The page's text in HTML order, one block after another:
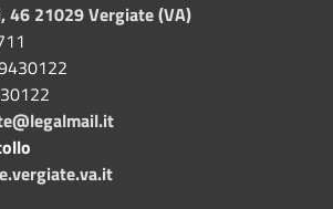
46 21029 Vergiate (VA)